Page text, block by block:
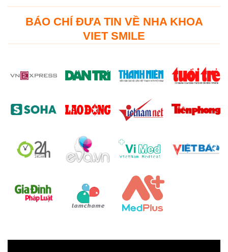
BÁO CHÍ ĐƯA TIN VỀ NHA KHOA
VIET SMILE